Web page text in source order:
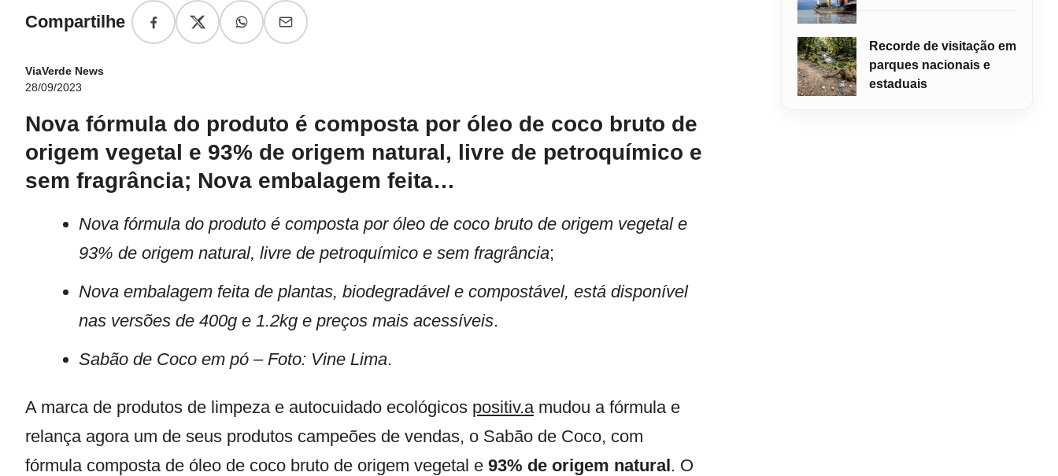
Compartilhe
ViaVerde News
28/09/2023
Nova fórmula do produto é composta por óleo de coco bruto de
origem vegetal e 93% de origem natural, livre de petroquímico e
sem fragrância; Nova embalagem feita…
Nova fórmula do produto é composta por óleo de coco bruto de origem vegetal e
93% de origem natural, livre de petroquímico e sem fragrância;
Nova embalagem feita de plantas, biodegradável e compostável, está disponível
nas versões de 400g e 1.2kg e preços mais acessíveis.
Sabão de Coco em pó – Foto: Vine Lima.
A marca de produtos de limpeza e autocuidado ecológicos positiv.a mudou a fórmula e
relança agora um de seus produtos campeões de vendas, o Sabão de Coco, com
fórmula composta de óleo de coco bruto de origem vegetal e 93% de origem natural. O
Recorde de visitação em
parques nacionais e
estaduais